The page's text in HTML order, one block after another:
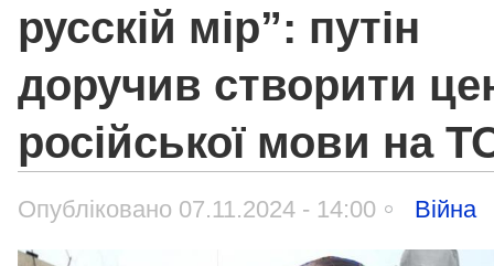
русскій мір”: путін
доручив створити
російської мови на
Опубліковано 07.11.2024 - 14:00 Війна